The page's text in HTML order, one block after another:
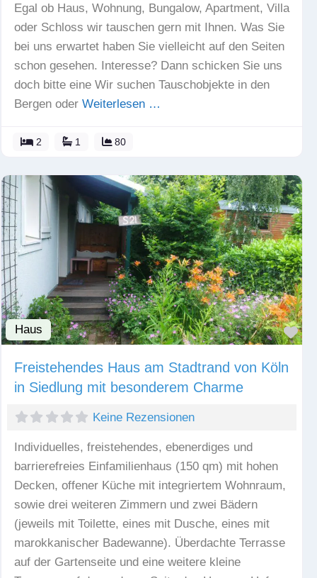
Egal ob Haus, Wohnung, Bungalow, Apartment, Villa
oder Schloss wir tauschen gern mit Ihnen. Was Sie
bei uns erwartet haben Sie vielleicht auf den Seiten
schon gesehen. Interesse? Dann schicken Sie uns
doch bitte eine Wir suchen Tauschobjekte in den
Bergen oder Weiterlesen …
2 1 80
Haus
Freistehendes Haus am Stadtrand von Köln
in Siedlung mit besonderem Charme
Keine Rezensionen
Individuelles, freistehendes, ebenerdiges und
barrierefreies Einfamilienhaus (150 qm) mit hohen
Decken, offener Küche mit integriertem Wohnraum,
sowie drei weiteren Zimmern und zwei Bädern
(jeweils mit Toilette, eines mit Dusche, eines mit
marokkanischer Badewanne). Überdachte Terrasse
auf der Gartenseite und eine weitere kleine